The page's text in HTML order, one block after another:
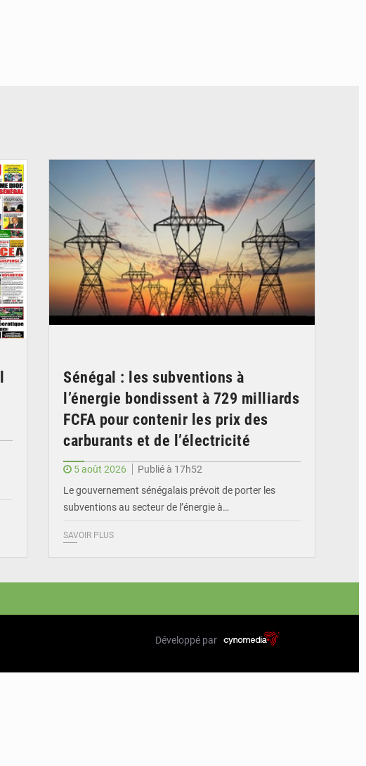
Sénégal : les subventions à
l’énergie bondissent à 729 milliards
FCFA pour contenir les prix des
carburants et de l’électricité
5 août 2026
Publié à 17h52
Le gouvernement sénégalais prévoit de porter les
subventions au secteur de l’énergie à…
SAVOIR PLUS
Développé par